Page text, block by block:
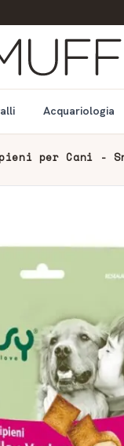
Acquariologia
per Cani -